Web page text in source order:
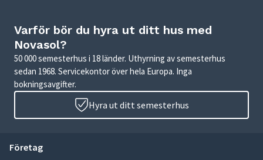
Varför bör du hyra ut ditt hus med
Novasol?
50 000 semesterhus i 18 länder. Uthyrning av semesterhus
sedan 1968. Servicekontor över hela Europa. Inga
bokningsavgifter.
Hyra ut ditt semesterhus
Företag